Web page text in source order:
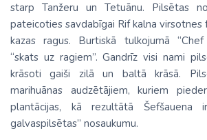
starp Tanžeru un Tetuānu. Pilsētas
pateicoties savdabīgai Rif kalna virsotnes
kazas ragus. Burtiskā tulkojumā “Сhef
“skats uz ragiem”. Gandrīz visi nami
krāsoti gaiši zilā un baltā krāsā.
marihuānas audzētājiem, kuriem
plantācijas, kā rezultātā Šefšauena
galvaspilsētas” nosaukumu.